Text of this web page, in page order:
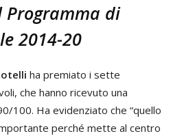
Programma di
2014-20
ha premiato i sette
che hanno ricevuto una
100. Ha evidenziato che “quello
perché mette al centro